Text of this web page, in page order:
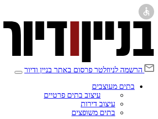
הרשמה לניוזלטר פרסום באתר בניין ודיור
בתים מעוצבים
עיצוב בתים פרטיים
עיצוב דירות
בתים משופצים